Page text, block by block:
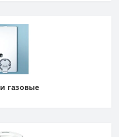
газовые